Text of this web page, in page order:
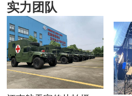
实力团队